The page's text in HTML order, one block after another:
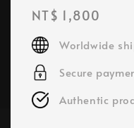
Regular
price
NT$ 1,800
Worldwide
Secure
Authentic